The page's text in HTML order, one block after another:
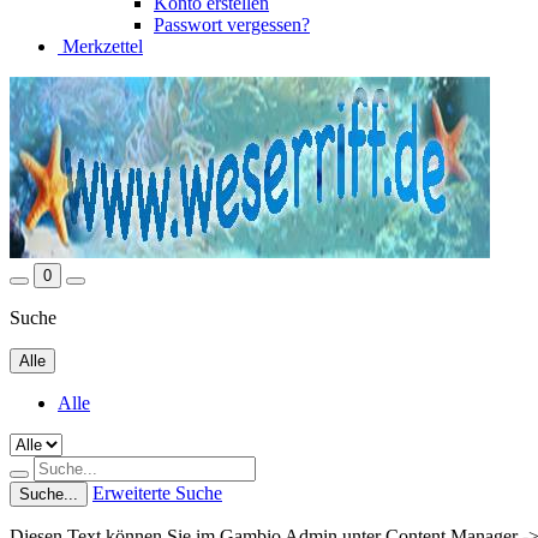
Passwort vergessen?
Merkzettel
0
Suche
Alle
Alle
Suche... Erweiterte Suche